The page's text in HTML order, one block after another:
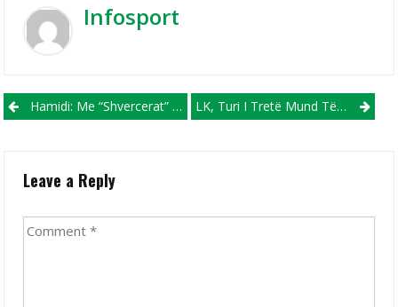
Infosport
Post navigation
Hamidi: Me “Shvercerat” Në Zagreb Gjithçka Është E Mundur LK, Turi I Tretë Mund Të Na Sjell Përballje Mes Ekipeve Shqiptare
Leave a Reply